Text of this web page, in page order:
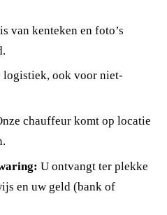
van kenteken en foto’s
logistiek, ook voor niet-
chauffeur komt op locatie
U ontvangt ter plekke
en uw geld (bank of